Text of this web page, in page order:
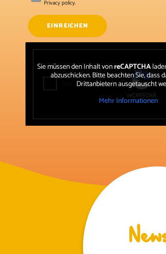
Privacy policy.
Sie müssen den Inhalt vonreCAPTCHA
abzuschicken. Bitte beachten Sie, dass
Drittanbietern ausgetauscht
Mehr Informationen